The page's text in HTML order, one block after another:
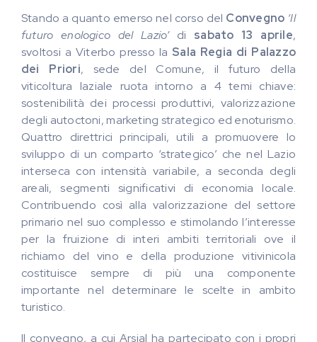
Stando a quanto emerso nel corso del Convegno ‘Il
futuro enologico del Lazio’di sabato 13 aprile,
svoltosi a Viterbo presso la Sala Regia di Palazzo
dei Priori, sede del Comune, il futuro della
viticoltura laziale ruota intorno a 4 temi chiave:
sostenibilità dei processi produttivi, valorizzazione
degli autoctoni, marketing strategico ed enoturismo.
Quattro direttrici principali, utili a promuovere lo
sviluppo di un comparto ‘strategico’ che nel Lazio
interseca con intensità variabile, a seconda degli
areali, segmenti significativi di economia locale.
Contribuendo così alla valorizzazione del settore
primario nel suo complesso e stimolando l’interesse
per la fruizione di interi ambiti territoriali ove il
richiamo del vino e della produzione vitivinicola
costituisce sempre di più una componente
importante nel determinare le scelte in ambito
turistico.
Il convegno, a cui Arsial ha partecipato con i propri